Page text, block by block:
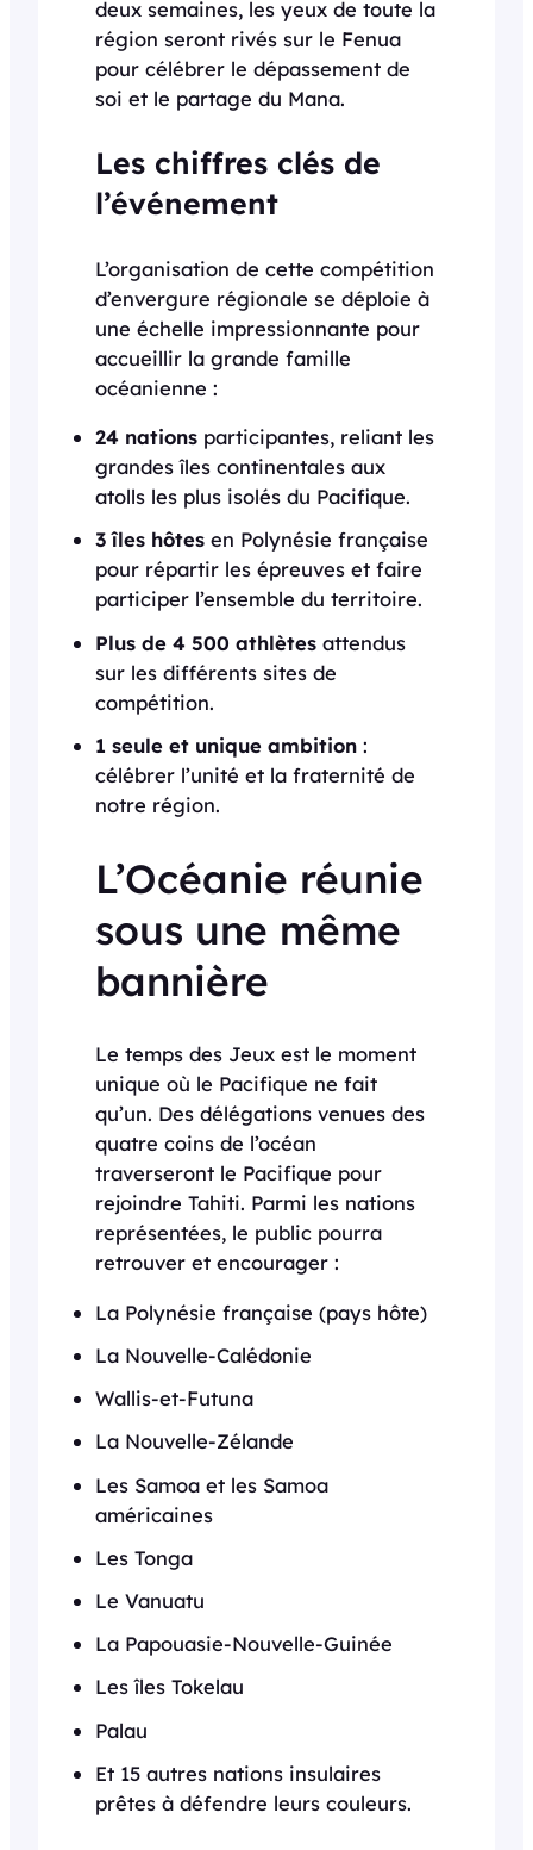
deux semaines, les yeux de toute la
région seront rivés sur le Fenua
pour célébrer le dépassement de
soi et le partage du Mana.
Les chiffres clés de
l’événement
L’organisation de cette compétition
d’envergure régionale se déploie à
une échelle impressionnante pour
accueillir la grande famille
océanienne :
24 nations participantes, reliant les
grandes îles continentales aux
atolls les plus isolés du Pacifique.
3 îles hôtes en Polynésie française
pour répartir les épreuves et faire
participer l’ensemble du territoire.
Plus de 4 500 athlètes attendus
sur les différents sites de
compétition.
1 seule et unique ambition :
célébrer l’unité et la fraternité de
notre région.
L’Océanie réunie
sous une même
bannière
Le temps des Jeux est le moment
unique où le Pacifique ne fait
qu’un. Des délégations venues des
quatre coins de l’océan
traverseront le Pacifique pour
rejoindre Tahiti. Parmi les nations
représentées, le public pourra
retrouver et encourager :
La Polynésie française (pays hôte)
La Nouvelle-Calédonie
Wallis-et-Futuna
La Nouvelle-Zélande
Les Samoa et les Samoa
américaines
Les Tonga
Le Vanuatu
La Papouasie-Nouvelle-Guinée
Les îles Tokelau
Palau
Et 15 autres nations insulaires
prêtes à défendre leurs couleurs.